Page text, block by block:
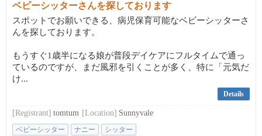
ベビーシッターさんを探しております
スポットでお願いできる、病児保育可能なベビーシッターさ
んを探しております。
もうすぐ1歳半になる娘が普段デイケアにフルタイムで通っ
ているのですが、まだ風邪を引くことが多く、特に「元気だ
け...
Details
[Registrant] tomtum [Location] Sunnyvale
ベビーシッター ナニー シッター